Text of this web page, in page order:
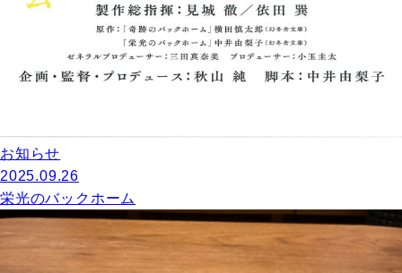
お知らせ
2025.09.26
栄光のバックホーム